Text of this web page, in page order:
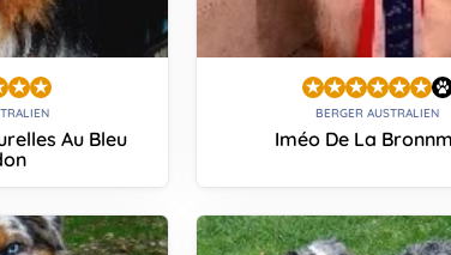
Au Bleu
BERGER AUSTRALIEN
Iméo De La